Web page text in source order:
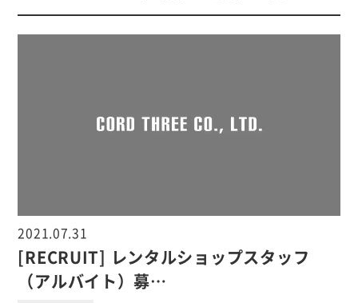
2021.07.31
[RECRUIT] レンタルショップスタッフ
（アルバイト）募…